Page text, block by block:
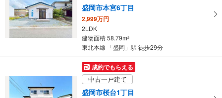
盛岡市本宮6丁目
2,999万円
2LDK
建物面積 58.79m2
東北本線 「盛岡」駅 徒歩29分
成約でもらえる
中古一戸建て
盛岡市桜台1丁目